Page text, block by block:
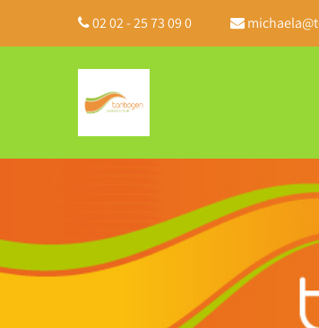
02 02 - 25 73 09 0